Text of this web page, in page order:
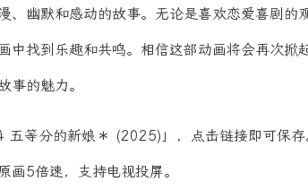
、幽默和感动的故事。无论是喜欢恋爱喜剧的
中找到乐趣和共鸣。相信这部动画将会再次掀
事的魅力。
五等分的新娘＊ (2025)」，点击链接即可保存
画5倍速，支持电视投屏。